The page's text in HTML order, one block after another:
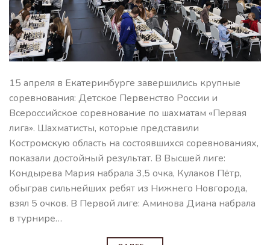
15 апреля в Екатеринбурге завершились крупные
соревнования: Детское Первенство России и
Всероссийское соревнование по шахматам «Первая
лига». Шахматисты, которые представили
Костромскую область на состоявшихся соревнованиях,
показали достойный результат. В Высшей лиге:
Кондырева Мария набрала 3,5 очка, Кулаков Пётр,
обыграв сильнейших ребят из Нижнего Новгорода,
взял 5 очков. В Первой лиге: Аминова Диана набрала
в турнире…